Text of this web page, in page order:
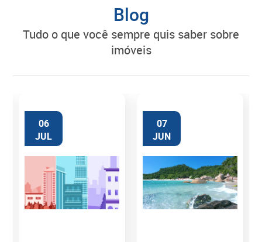
Blog
tudo o que você sempre quis saber sobre
imóveis
06
JUL
07
JUN